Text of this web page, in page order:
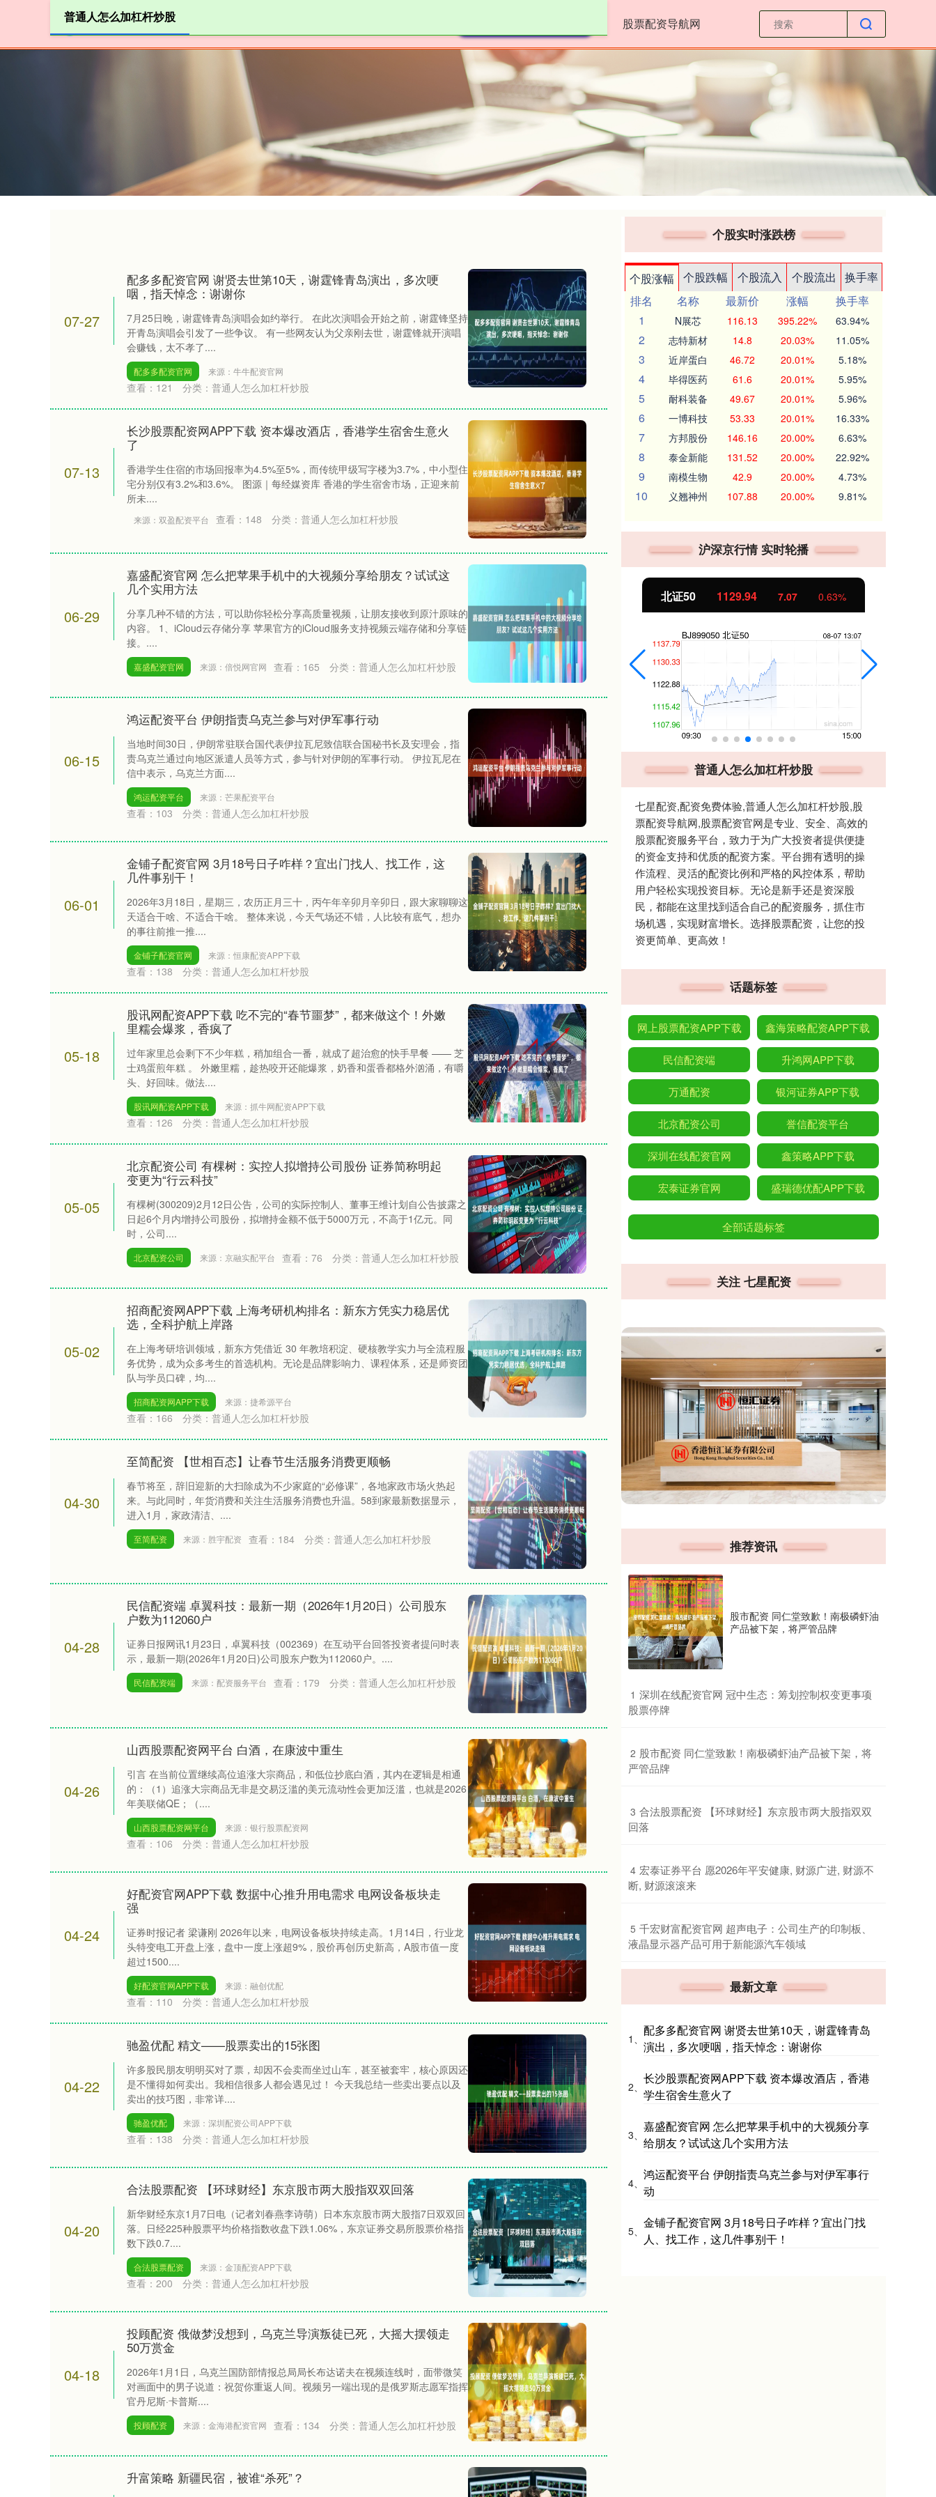
股票配资导航网
普通人怎么加杠杆炒股
07-27
配多多配资官网 谢贤去世第10天，谢霆锋青岛演出，多次哽
咽，指天悼念：谢谢你
7月25日晚，谢霆锋青岛演唱会如约举行。 在此次演唱会开始之前，谢霆锋坚持
开青岛演唱会引发了一些争议。 有一些网友认为父亲刚去世，谢霆锋就开演唱
会赚钱，太不孝了....
配多多配资官网 来源：牛牛配资官网
查看： 121 分类： 普通人怎么加杠杆炒股
07-13
长沙股票配资网APP下载 资本爆改酒店，香港学生宿舍生意火
了
香港学生住宿的市场回报率为4.5%至5%，而传统甲级写字楼为3.7%，中小型住
宅分别仅有3.2%和3.6%。 图源｜每经媒资库 香港的学生宿舍市场，正迎来前
所未....
来源：双盈配资平台 查看： 148 分类： 普通人怎么加杠杆炒股
06-29
嘉盛配资官网 怎么把苹果手机中的大视频分享给朋友？试试这
几个实用方法
分享几种不错的方法，可以助你轻松分享高质量视频，让朋友接收到原汁原味的
内容。 1、iCloud云存储分享 苹果官方的iCloud服务支持视频云端存储和分享链
接。....
嘉盛配资官网 来源：倍悦网官网 查看： 165 分类： 普通人怎么加杠杆炒股
06-15
鸿运配资平台 伊朗指责乌克兰参与对伊军事行动
当地时间30日，伊朗常驻联合国代表伊拉瓦尼致信联合国秘书长及安理会，指
责乌克兰通过向地区派遣人员等方式，参与针对伊朗的军事行动。 伊拉瓦尼在
信中表示，乌克兰方面....
鸿运配资平台 来源：芒果配资平台
查看： 103 分类： 普通人怎么加杠杆炒股
06-01
金铺子配资官网 3月18号日子咋样？宜出门找人、找工作，这
几件事别干！
2026年3月18日，星期三，农历正月三十，丙午年辛卯月辛卯日，跟大家聊聊这
天适合干啥、不适合干啥。 整体来说，今天气场还不错，人比较有底气，想办
的事往前推一推....
金铺子配资官网 来源：恒康配资APP下载
查看： 138 分类： 普通人怎么加杠杆炒股
05-18
股讯网配资APP下载 吃不完的“春节噩梦”，都来做这个！外嫩
里糯会爆浆，香疯了
过年家里总会剩下不少年糕，稍加组合一番，就成了超治愈的快手早餐 —— 芝
士鸡蛋煎年糕 。 外嫩里糯，趁热咬开还能爆浆，奶香和蛋香都格外汹涌，有嚼
头、好回味。做法....
股讯网配资APP下载 来源：抓牛网配资APP下载
查看： 126 分类： 普通人怎么加杠杆炒股
05-05
北京配资公司 有棵树：实控人拟增持公司股份 证券简称明起
变更为“行云科技”
有棵树(300209)2月12日公告，公司的实际控制人、董事王维计划自公告披露之
日起6个月内增持公司股份，拟增持金额不低于5000万元，不高于1亿元。同
时，公司....
北京配资公司 来源：京融实配平台 查看： 76 分类： 普通人怎么加杠杆炒股
05-02
招商配资网APP下载 上海考研机构排名：新东方凭实力稳居优
选，全科护航上岸路
在上海考研培训领域，新东方凭借近 30 年教培积淀、硬核教学实力与全流程服
务优势，成为众多考生的首选机构。无论是品牌影响力、课程体系，还是师资团
队与学员口碑，均....
招商配资网APP下载 来源：捷希源平台
查看： 166 分类： 普通人怎么加杠杆炒股
04-30
至简配资 【世相百态】让春节生活服务消费更顺畅
春节将至，辞旧迎新的大扫除成为不少家庭的“必修课”，各地家政市场火热起
来。与此同时，年货消费和关注生活服务消费也升温。58到家最新数据显示，
进入1月，家政清洁、....
至简配资 来源：胜宇配资 查看： 184 分类： 普通人怎么加杠杆炒股
04-28
民信配资端 卓翼科技：最新一期（2026年1月20日）公司股东
户数为112060户
证券日报网讯1月23日，卓翼科技（002369）在互动平台回答投资者提问时表
示，最新一期(2026年1月20日)公司股东户数为112060户。....
民信配资端 来源：配资服务平台 查看： 179 分类： 普通人怎么加杠杆炒股
04-26
山西股票配资网平台 白酒，在康波中重生
引言 在当前位置继续高位追涨大宗商品，和低位抄底白酒，其内在逻辑是相通
的：（1）追涨大宗商品无非是交易泛滥的美元流动性会更加泛滥，也就是2026
年美联储QE；（....
山西股票配资网平台 来源：银行股票配资网
查看： 106 分类： 普通人怎么加杠杆炒股
04-24
好配资官网APP下载 数据中心推升用电需求 电网设备板块走
强
证券时报记者 梁谦刚 2026年以来，电网设备板块持续走高。1月14日，行业龙
头特变电工开盘上涨，盘中一度上涨超9%，股价再创历史新高，A股市值一度
超过1500....
好配资官网APP下载 来源：融创优配
查看： 110 分类： 普通人怎么加杠杆炒股
04-22
驰盈优配 精文——股票卖出的15张图
许多股民朋友明明买对了票，却因不会卖而坐过山车，甚至被套牢，核心原因还
是不懂得如何卖出。我相信很多人都会遇见过！ 今天我总结一些卖出要点以及
卖出的技巧图，非常详....
驰盈优配 来源：深圳配资公司APP下载
查看： 138 分类： 普通人怎么加杠杆炒股
04-20
合法股票配资 【环球财经】东京股市两大股指双双回落
新华财经东京1月7日电（记者刘春燕李诗萌）日本东京股市两大股指7日双双回
落。日经225种股票平均价格指数收盘下跌1.06%，东京证券交易所股票价格指
数下跌0.7....
合法股票配资 来源：金顶配资APP下载
查看： 200 分类： 普通人怎么加杠杆炒股
04-18
投顾配资 俄做梦没想到，乌克兰导演叛徒已死，大摇大摆领走
50万赏金
2026年1月1日，乌克兰国防部情报总局局长布达诺夫在视频连线时，面带微笑
对画面中的男子说道：祝贺你重返人间。视频另一端出现的是俄罗斯志愿军指挥
官丹尼斯·卡普斯....
投顾配资 来源：金海港配资官网 查看： 134 分类： 普通人怎么加杠杆炒股
升富策略 新疆民宿，被谁“杀死”？
个股实时涨跌榜
个股涨幅 个股跌幅 个股流入 个股流出
换手率
排名
名称 最新价 涨幅
换手率
1
N展芯 116.13 395.22% 63.94%
2 志特新材 14.8 20.03% 11.05%
3 近岸蛋白 46.72 20.01% 5.18%
4 毕得医药 61.6 20.01% 5.95%
5 耐科装备 49.67 20.01% 5.96%
6 一博科技 53.33 20.01% 16.33%
7 方邦股份 146.16 20.00% 6.63%
8 泰金新能 131.52 20.00% 22.92%
9 南模生物 42.9 20.00% 4.73%
10 义翘神州 107.88 20.00% 9.81%
沪深京行情 实时轮播
深证成指 14335.77 0.94% 北证50 1129.80 6.93 0.62%
普通人怎么加杠杆炒股
七星配资,配资免费体验,普通人怎么加杠杆炒股,股
票配资导航网,股票配资官网是专业、安全、高效的
股票配资服务平台，致力于为广大投资者提供便捷
的资金支持和优质的配资方案。平台拥有透明的操
作流程、灵活的配资比例和严格的风控体系，帮助
用户轻松实现投资目标。无论是新手还是资深股
民，都能在这里找到适合自己的配资服务，抓住市
场机遇，实现财富增长。选择股票配资，让您的投
资更简单、更高效！
话题标签
网上股票配资APP下载 鑫海策略配资APP下载
民信配资端 升鸿网APP下载
万通配资 银河证券APP下载
北京配资公司 誉信配资平台
深圳在线配资官网 鑫策略APP下载
宏泰证券官网 盛瑞德优配APP下载
全部话题标签
关注 七星配资
推荐资讯
股市配资 同仁堂致歉！南极磷虾油
产品被下架，将严管品牌
1 ​深圳在线配资官网 冠中生态：筹划控制权变更事项
股票停牌
2 ​股市配资 同仁堂致歉！南极磷虾油产品被下架，将
严管品牌
3 ​合法股票配资 【环球财经】东京股市两大股指双双
回落
4 ​宏泰证券平台 愿2026年平安健康, 财源广进, 财源不
断, 财源滚滚来
5 ​千宏财富配资官网 超声电子：公司生产的印制板、
液晶显示器产品可用于新能源汽车领域
最新文章
1、
配多多配资官网 谢贤去世第10天，谢霆锋青岛
演出，多次哽咽，指天悼念：谢谢你
2、
长沙股票配资网APP下载 资本爆改酒店，香港
学生宿舍生意火了
3、
嘉盛配资官网 怎么把苹果手机中的大视频分享
给朋友？试试这几个实用方法
4、
鸿运配资平台 伊朗指责乌克兰参与对伊军事行
动
5、
金铺子配资官网 3月18号日子咋样？宜出门找
人、找工作，这几件事别干！